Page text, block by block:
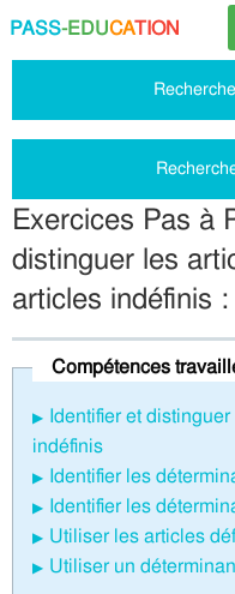
PASS-EDUCATION
Exercices Pas à
distinguer les
articles indéfinis
Compétences
Identifier et
indéfinis
Identifier les
Identifier les
Utiliser les articles
Utiliser un